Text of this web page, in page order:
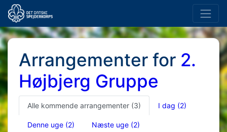
Arrangementer for 2.
Højbjerg Gruppe
Alle kommende arrangementer (3) I dag (2)
Denne uge (2) Næste uge (2)